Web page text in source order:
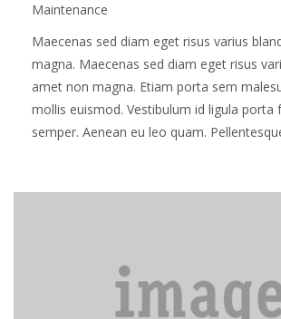
Maintenance
Maecenas sed diam eget risus varius
magna. Maecenas sed diam eget risus
amet non magna. Etiam porta sem
mollis euismod. Vestibulum id ligula porta
semper. Aenean eu leo quam.